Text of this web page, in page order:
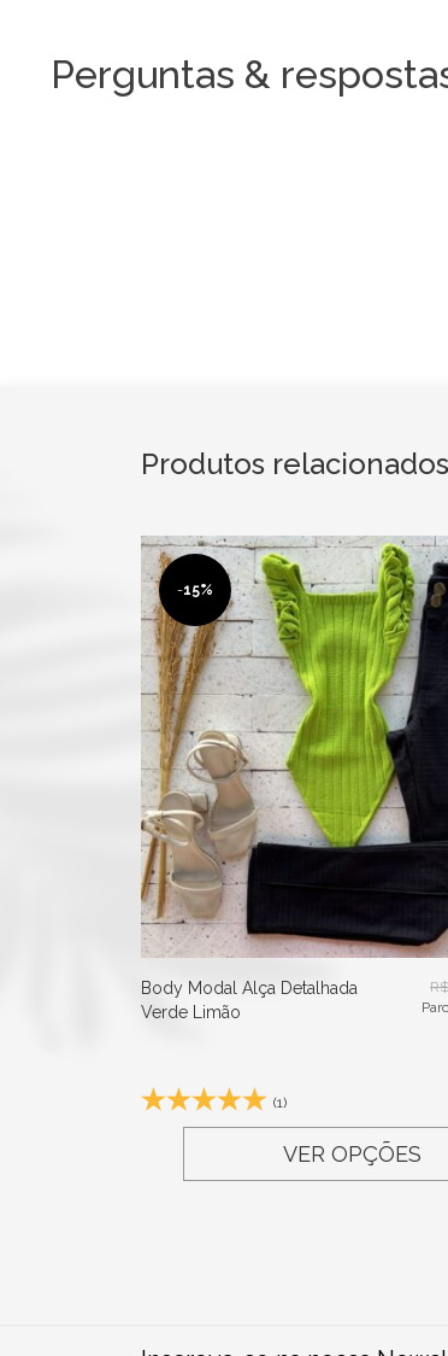
Perguntas &
Produtos relacionados
-15%
Body Modal Alça Detalhada
Verde Limão
R$
(1)
VER OPÇÕES